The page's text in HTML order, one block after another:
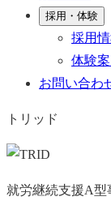
採用・体験
採用
体験
お問い合わ
トリッド
就労継続支援A型